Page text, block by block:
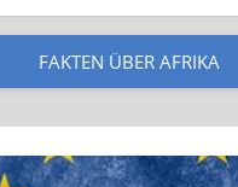
FAKTEN ÜBER AFRIKA